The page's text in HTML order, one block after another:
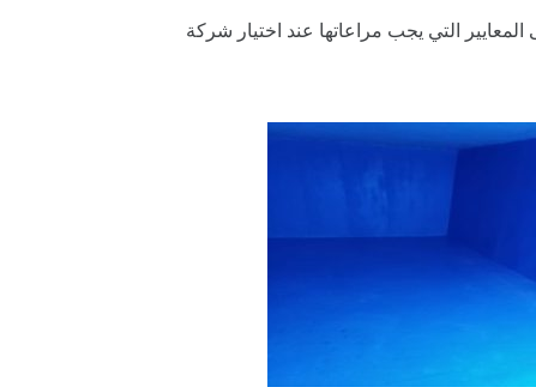
التي يجب مراعاتها عند اختيار شركة